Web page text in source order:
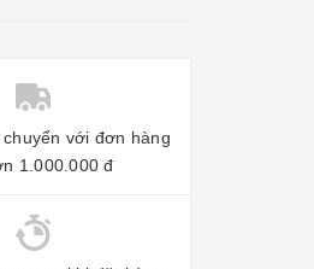
với đơn hàng
1.000.000 đ